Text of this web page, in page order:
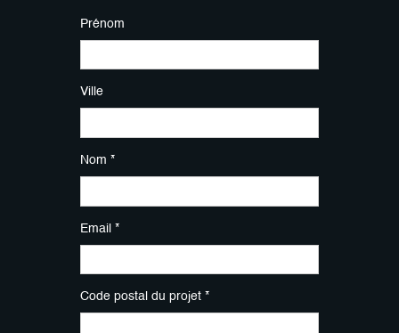
Prénom
Ville
Nom *
Email *
Code postal du projet *